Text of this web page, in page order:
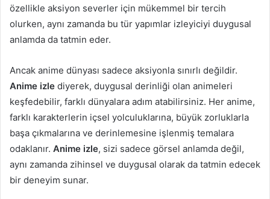
özellikle aksiyon severler için mükemmel bir tercih
olurken, aynı zamanda bu tür yapımlar izleyiciyi duygusal
anlamda da tatmin eder.
Ancak anime dünyası sadece aksiyonla sınırlı değildir.
Anime izle diyerek, duygusal derinliği olan animeleri
keşfedebilir, farklı dünyalara adım atabilirsiniz. Her anime,
farklı karakterlerin içsel yolculuklarına, büyük zorluklarla
başa çıkmalarına ve derinlemesine işlenmiş temalara
odaklanır. Anime izle, sizi sadece görsel anlamda değil,
aynı zamanda zihinsel ve duygusal olarak da tatmin edecek
bir deneyim sunar.